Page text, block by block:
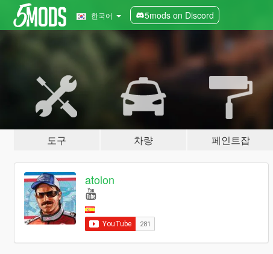
한국어 5mods on Discord
도구 차량 페인트잡
atolon